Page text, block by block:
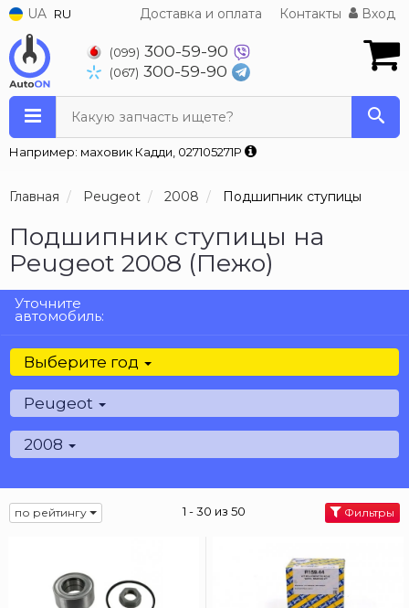
UA RU Доставка и оплата Контакты Вход
(099) 300-59-90
(067) 300-59-90
Какую запчасть ищете?
Например: маховик Кадди, 027105271P
Главная Peugeot 2008 Подшипник ступицы
Подшипник ступицы на
Peugeot 2008 (Пежо)
Уточните
автомобиль:
Выберите год
Peugeot
2008
по рейтингу 1 - 30 из 50 Фильтры